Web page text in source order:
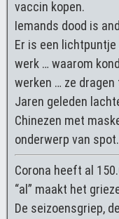
vaccin kopen.
Iemands dood is
Er is een
werk … waarom
werken … ze
Jaren geleden
Chinezen met
onderwerp van spot.
Corona heeft al
“al” maakt het
De seizoensgriep,